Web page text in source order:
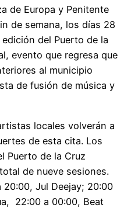
de Europa y Penitente
de semana, los días 28
del Puerto de la
evento que regresa que
al municipio
de fusión de música y
locales volverán a
de esta cita. Los
Puerto de la Cruz
de nueve sesiones.
20:00, Jul Deejay; 20:00
22:00 a 00:00, Beat